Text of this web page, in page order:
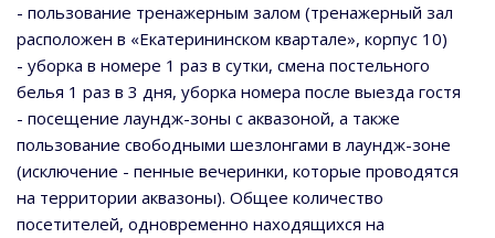
- пользование тренажерным залом (тренажерный зал
расположен в «Екатерининском квартале», корпус 10)
- уборка в номере 1 раз в сутки, смена постельного
белья 1 раз в 3 дня, уборка номера после выезда гостя
- посещение лаундж-зоны с аквазоной, а также
пользование свободными шезлонгами в лаундж-зоне
(исключение - пенные вечеринки, которые проводятся
на территории аквазоны). Общее количество
посетителей, одновременно находящихся на